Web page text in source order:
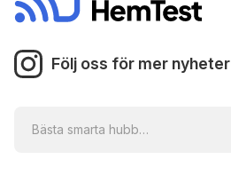
Följ oss för mer nyheter